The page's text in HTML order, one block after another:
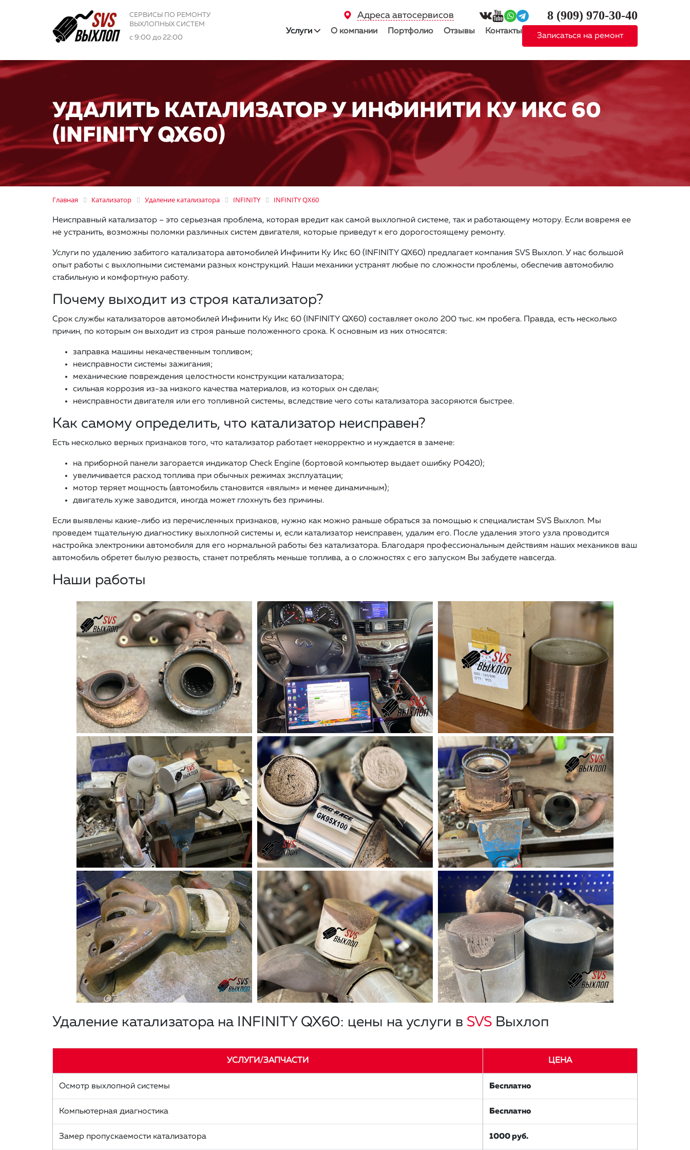
СЕРВИСЫ ПО РЕМОНТУ
ВЫХЛОПНЫХ СИСТЕМ
с 9:00 до 22:00
Адреса автосервисов 8 (909) 970-30-40
Услуги О компании Портфолио Отзывы Контакты
Записаться на ремонт
УДАЛИТЬ КАТАЛИЗАТОР У ИНФИНИТИ КУ ИКС 60
(INFINITY QX60)
Главная Катализатор Удаление катализатора INFINITY INFINITY QX60
Неисправный катализатор – это серьезная проблема, которая вредит как самой выхлопной системе, так и работающему мотору. Если вовремя ее
не устранить, возможны поломки различных систем двигателя, которые приведут к его дорогостоящему ремонту.
Услуги по удалению забитого катализатора автомобилей Инфинити Ку Икс 60 (INFINITY QX60) предлагает компания SVS Выхлоп. У нас большой
опыт работы с выхлопными системами разных конструкций. Наши механики устранят любые по сложности проблемы, обеспечив автомобилю
стабильную и комфортную работу.
Почему выходит из строя катализатор?
Срок службы катализаторов автомобилей Инфинити Ку Икс 60 (INFINITY QX60) составляет около 200 тыс. км пробега. Правда, есть несколько
причин, по которым он выходит из строя раньше положенного срока. К основным из них относятся:
заправка машины некачественным топливом;
неисправности системы зажигания;
механические повреждения целостности конструкции катализатора;
сильная коррозия из-за низкого качества материалов, из которых он сделан;
неисправности двигателя или его топливной системы, вследствие чего соты катализатора засоряются быстрее.
Как самому определить, что катализатор неисправен?
Есть несколько верных признаков того, что катализатор работает некорректно и нуждается в замене:
на приборной панели загорается индикатор Check Engine (бортовой компьютер выдает ошибку Р0420);
увеличивается расход топлива при обычных режимах эксплуатации;
мотор теряет мощность (автомобиль становится «вялым» и менее динамичным);
двигатель хуже заводится, иногда может глохнуть без причины.
Если выявлены какие-либо из перечисленных признаков, нужно как можно раньше обраться за помощью к специалистам SVS Выхлоп. Мы
проведем тщательную диагностику выхлопной системы и, если катализатор неисправен, удалим его. После удаления этого узла проводится
настройка электроники автомобиля для его нормальной работы без катализатора. Благодаря профессиональным действиям наших механиков ваш
автомобиль обретет былую резвость, станет потреблять меньше топлива, а о сложностях с его запуском Вы забудете навсегда.
Наши работы
Удаление катализатора на INFINITY QX60: цены на услуги в SVS Выхлоп
УСЛУГИ/ЗАПЧАСТИ ЦЕНА
Осмотр выхлопной системы Бесплатно
Компьютерная диагностика Бесплатно
Замер пропускаемости катализатора 1000 руб.